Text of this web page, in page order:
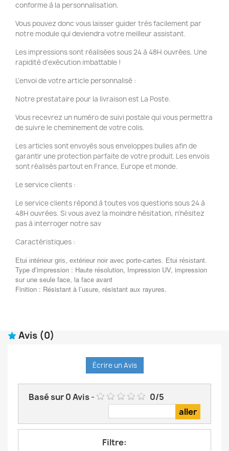
conforme à la personnalisation.
Vous pouvez donc vous laisser guider très facilement par
notre module qui deviendra votre meilleur assistant.
Les impressions sont réalisées sous 24 à 48H ouvrées. Une
rapidité d'exécution imbattable !
L'envoi de votre article personnalisé :
Notre prestataire pour la livraison est La Poste.
Vous recevrez un numéro de suivi postale qui vous permettra
de suivre le cheminement de votre colis.
Les articles sont envoyés sous enveloppes bulles afin de
garantir une protection parfaite de votre produit. Les envois
sont réalisés partout en France, Europe et monde.
Le service clients :
Le service clients répond à toutes vos questions sous 24 à
48H ouvrées. Si vous avez la moindre hésitation, n'hésitez
pas à interroger notre sav
Caractéristiques :
Etui intérieur gris, extérieur noir avec porte-cartes. Etui résistant.
Type d’impression : Haute résolution, Impression UV, impression
sur une seule face, la face avant
Finition : Résistant à l’usure, résistant aux rayures.
Avis (0)
Écrire un Avis
Basé sur0Avis- 0/5
Filtre: